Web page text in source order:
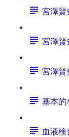
宮澤
宮澤
宮澤
基本的
血液検